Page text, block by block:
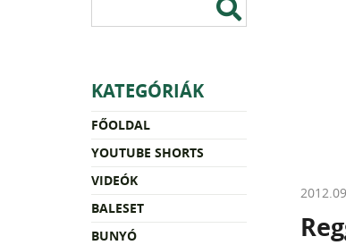
KATEGÓRIÁK
FŐOLDAL
YOUTUBE SHORTS
VIDEÓK
BALESET
BUNYÓ